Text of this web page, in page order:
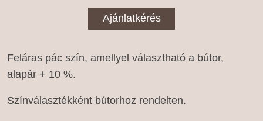
Ajánlatkérés
Feláras pác szín, amellyel választható a bútor,
alapár + 10 %.
Színválasztékként bútorhoz rendelten.